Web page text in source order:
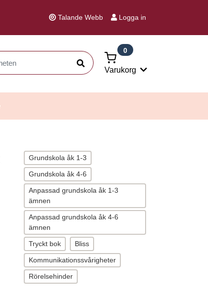
Talande Webb Logga in
Sök
Varukorg
0
Grundskola åk 1-3
Grundskola åk 4-6
Anpassad grundskola åk 1-3
ämnen
Anpassad grundskola åk 4-6
ämnen
Tryckt bok Bliss
Kommunikationssvårigheter
Rörelsehinder